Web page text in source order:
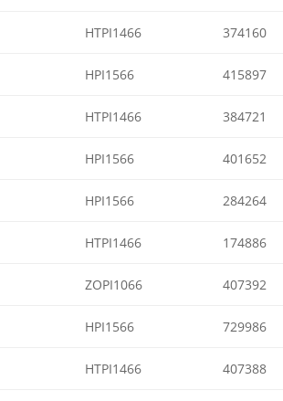
HTPI1466 374160
HPI1566 415897
HTPI1466 384721
HPI1566 401652
HPI1566 284264
HTPI1466 174886
ZOPI1066 407392
HPI1566 729986
HTPI1466 407388